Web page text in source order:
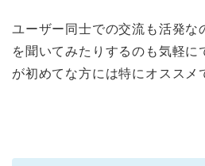
ユーザー同士での交流も活発な
を聞いてみたりするのも気軽に
が初めてな方には特にオススメ